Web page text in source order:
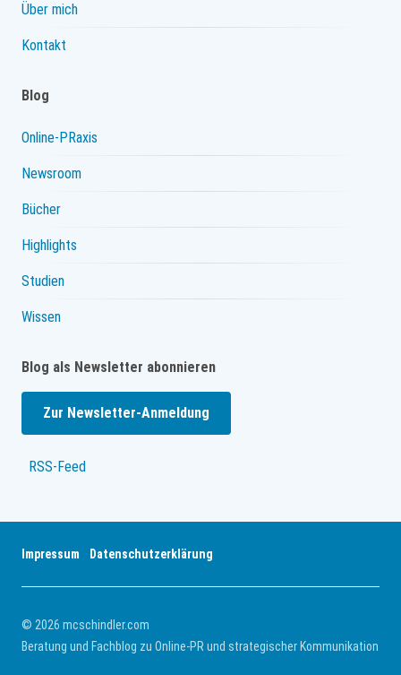
Über mich
Kontakt
Blog
Online-PRaxis
Newsroom
Bücher
Highlights
Studien
Wissen
Blog als Newsletter abonnieren
Zur Newsletter-Anmeldung
RSS-Feed
Impressum Datenschutzerklärung
© 2026 mcschindler.com
Beratung und Fachblog zu Online-PR und strategischer Kommunikation